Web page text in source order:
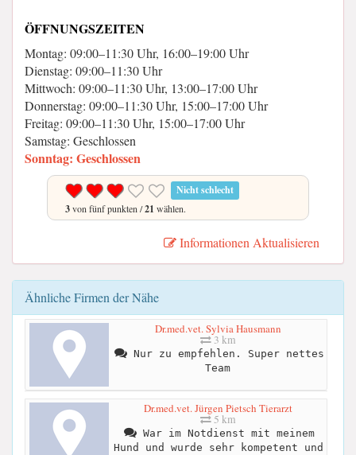
ÖFFNUNGSZEITEN
Montag: 09:00–11:30 Uhr, 16:00–19:00 Uhr
Dienstag: 09:00–11:30 Uhr
Mittwoch: 09:00–11:30 Uhr, 13:00–17:00 Uhr
Donnerstag: 09:00–11:30 Uhr, 15:00–17:00 Uhr
Freitag: 09:00–11:30 Uhr, 15:00–17:00 Uhr
Samstag: Geschlossen
Sonntag: Geschlossen
Nicht schlecht
3von fünf punkten /21 wählen.
Informationen Aktualisieren
Ähnliche Firmen der Nähe
Dr.med.vet. Sylvia Hausmann
3 km
Nur zu empfehlen. Super nettes
Team
Dr.med.vet. Jürgen Pietsch Tierarzt
5 km
War im Notdienst mit meinem
Hund und wurde sehr kompetent und